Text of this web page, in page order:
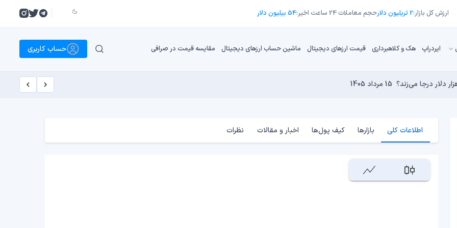
ارزش کل بازار:2 تریلیون دلار حجم معاملات 24 ساعت اخیر: 54 بیلیون دلار
ایردراپ هک و کلاهبرداری قیمت ارزهای دیجیتال ماشین حساب ارزهای دیجیتال مقایسه قیمت در صرافی حساب کاربری
15 مرداد 1405
به پایان رسیده است؟ 14 مرداد 1405 14 مرداد 1405 13 مرداد 1405 کریپتو تبدیل شدند؟ 13 مرداد 1405
اطلاعات کلی بازارها کیف پول‌ها اخبار و مقالات نظرات